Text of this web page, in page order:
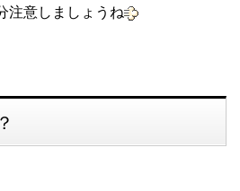
注意しましょうね